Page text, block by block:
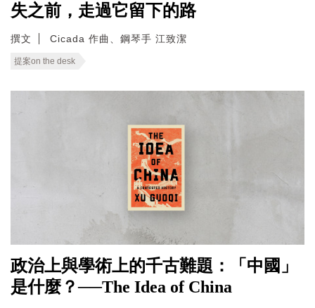
失之前，走過它留下的路
撰文 Cicada 作曲、鋼琴手 江致潔
提案on the desk
政治上與學術上的千古難題：「中國」
是什麼？──The Idea of China